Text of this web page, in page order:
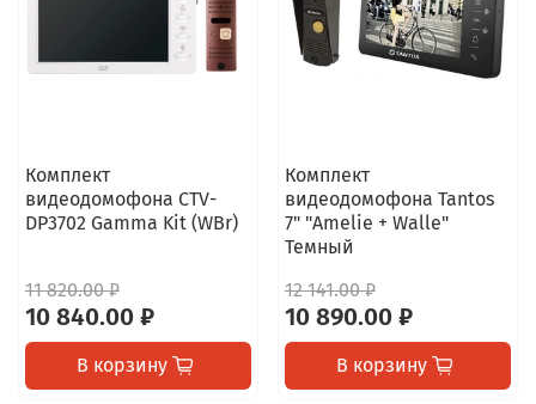
Комплект
видеодомофона CTV-
DP3702 Gamma Kit (WBr)
11 820.00 ₽
10 840.00 ₽
В корзину
Комплект
видеодомофона Tantos
7" "Amelie + Walle"
Темный
12 141.00 ₽
10 890.00 ₽
В корзину